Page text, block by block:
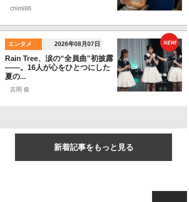
chimi86
エンタメ 2026年08月07日
Rain Tree、涙の“全員曲”初披露
――。16人が心をひとつにした
夏の...
吉岡 俊
NEW!
新着記事をもっと見る